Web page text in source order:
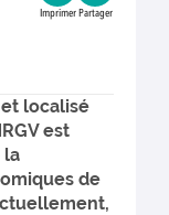
Imprimer Partager
et localisé
est
la
de